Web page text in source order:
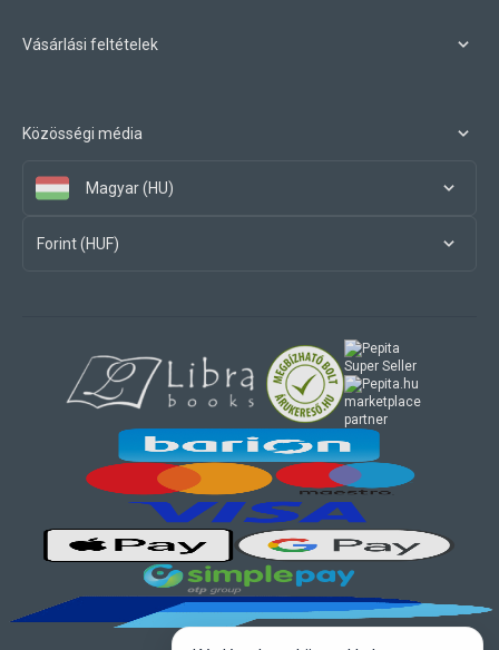
Vásárlási feltételek
Közösségi média
Magyar (HU)
Forint (HUF)
marketplace
partner